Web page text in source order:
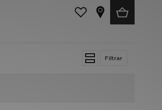
Filtrar